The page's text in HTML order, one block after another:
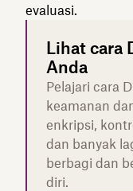
evaluasi.
Lihat cara
Anda
Pelajari cara
keamanan
enkripsi,
dan banyak
berbagi dan
diri.